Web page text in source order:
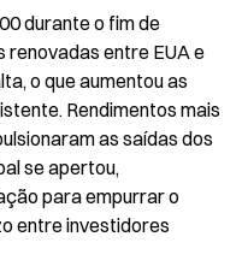
durante o fim de
renovadas entre EUA e
o que aumentou as
Rendimentos mais
as saídas dos
se apertou,
para empurrar o
entre investidores